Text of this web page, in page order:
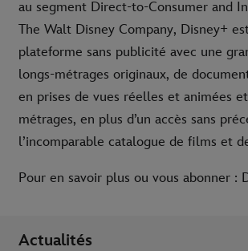
au segment Direct-to-Consumer and
The Walt Disney Company, Disney+
plateforme sans publicité avec une
longs-métrages originaux, de
en prises de vues réelles et animées
métrages, en plus d’un accès sans
l’incomparable catalogue de films et
Pour en savoir plus ou vous abonner :
Actualités